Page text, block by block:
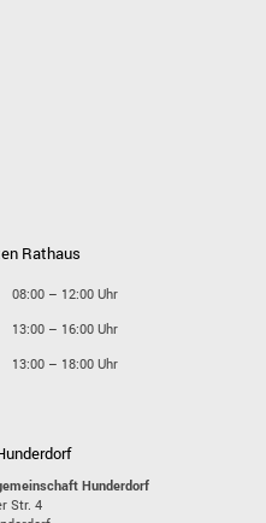
Rathaus
08:00 – 12:00 Uhr
13:00 – 16:00 Uhr
13:00 – 18:00 Uhr
Hunderdorf
Str. 4